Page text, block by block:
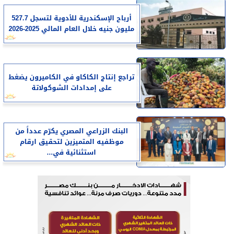
أرباح الإسكندرية للأدوية لتسجل 527.7
مليون جنيه خلال العام المالي 2025-2026
تراجع إنتاج الكاكاو في الكاميرون يضغط
على إمدادات الشوكولاتة
البنك الزراعي المصري يكرّم عدداً من
موظفيه المتميزين لتحقيق ارقام
استثنائية في...